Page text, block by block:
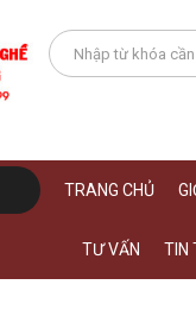
TRANG CHỦ
TƯ VẤN TIN